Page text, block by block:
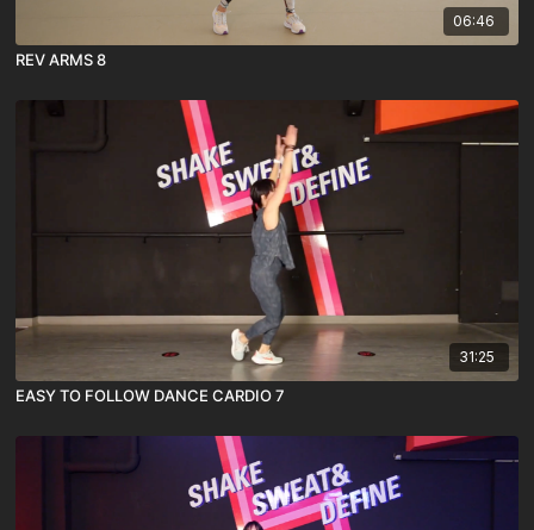
06:46
REV ARMS 8
31:25
EASY TO FOLLOW DANCE CARDIO 7